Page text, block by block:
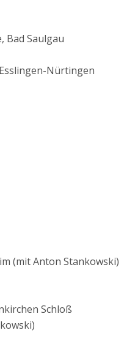
Bad Saulgau
Nürtingen
(mit Anton Stankowski)
Schloß